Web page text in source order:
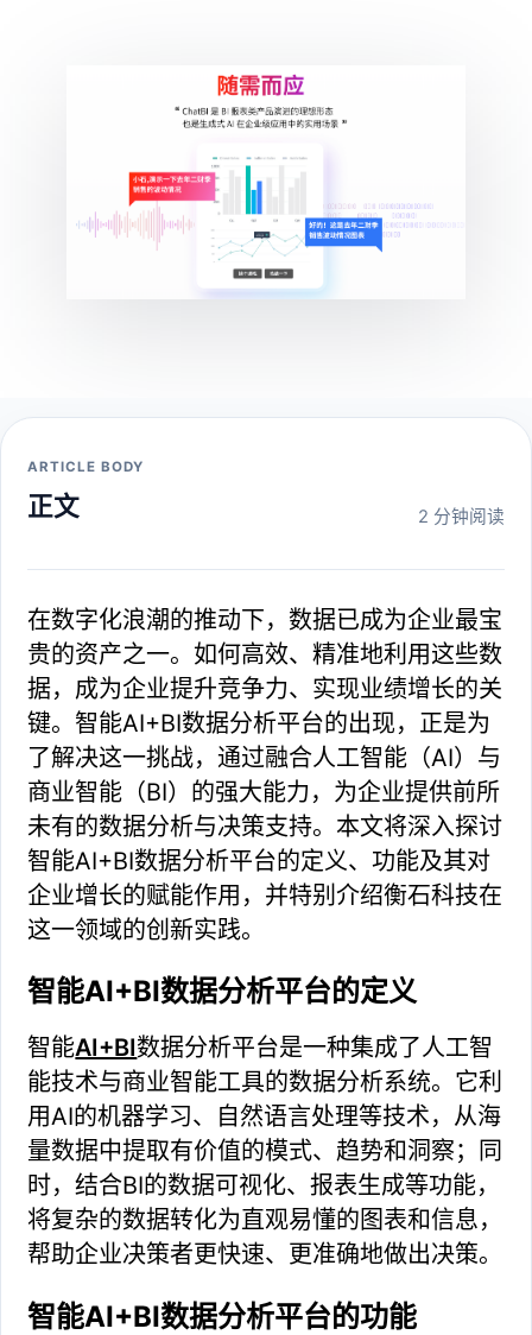
ARTICLE BODY
正文 2 分钟阅读
在数字化浪潮的推动下，数据已成为企业最宝
贵的资产之一。如何高效、精准地利用这些数
据，成为企业提升竞争力、实现业绩增长的关
键。智能AI+BI数据分析平台的出现，正是为
了解决这一挑战，通过融合人工智能（AI）与
商业智能（BI）的强大能力，为企业提供前所
未有的数据分析与决策支持。本文将深入探讨
智能AI+BI数据分析平台的定义、功能及其对
企业增长的赋能作用，并特别介绍衡石科技在
这一领域的创新实践。
智能AI+BI数据分析平台的定义
智能AI+BI数据分析平台是一种集成了人工智
能技术与商业智能工具的数据分析系统。它利
用AI的机器学习、自然语言处理等技术，从海
量数据中提取有价值的模式、趋势和洞察；同
时，结合BI的数据可视化、报表生成等功能，
将复杂的数据转化为直观易懂的图表和信息，
帮助企业决策者更快速、更准确地做出决策。
智能AI+BI数据分析平台的功能